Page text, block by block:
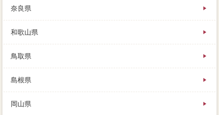
奈良県
和歌山県
鳥取県
島根県
岡山県